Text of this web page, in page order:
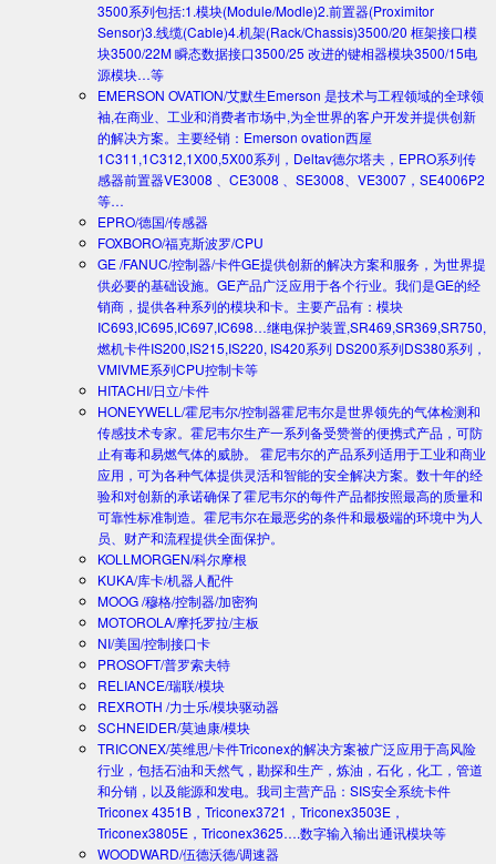
3500系列包括:1.模块(Module/Modle)2.前置器(Proximitor
Sensor)3.线缆(Cable)4.机架(Rack/Chassis)3500/20 框架接口模
块3500/22M 瞬态数据接口3500/25 改进的键相器模块3500/15电
源模块…等
EMERSON OVATION/艾默生Emerson 是技术与工程领域的全球领
袖,在商业、工业和消费者市场中,为全世界的客户开发并提供创新
的解决方案。主要经销：Emerson ovation西屋
1C311,1C312,1X00,5X00系列，Deltav德尔塔夫，EPRO系列传
感器前置器VE3008 、CE3008 、SE3008、VE3007，SE4006P2
等…
EPRO/德国/传感器
FOXBORO/福克斯波罗/CPU
GE /FANUC/控制器/卡件GE提供创新的解决方案和服务，为世界提
供必要的基础设施。GE产品广泛应用于各个行业。我们是GE的经
销商，提供各种系列的模块和卡。主要产品有：模块
IC693,IC695,IC697,IC698…继电保护装置,SR469,SR369,SR750,
燃机卡件IS200,IS215,IS220, IS420系列 DS200系列DS380系列，
VMIVME系列CPU控制卡等
HITACHI/日立/卡件
HONEYWELL/霍尼韦尔/控制器霍尼韦尔是世界领先的气体检测和
传感技术专家。霍尼韦尔生产一系列备受赞誉的便携式产品，可防
止有毒和易燃气体的威胁。 霍尼韦尔的产品系列适用于工业和商业
应用，可为各种气体提供灵活和智能的安全解决方案。数十年的经
验和对创新的承诺确保了霍尼韦尔的每件产品都按照最高的质量和
可靠性标准制造。霍尼韦尔在最恶劣的条件和最极端的环境中为人
员、财产和流程提供全面保护。
KOLLMORGEN/科尔摩根
KUKA/库卡/机器人配件
MOOG /穆格/控制器/加密狗
MOTOROLA/摩托罗拉/主板
NI/美国/控制接口卡
PROSOFT/普罗索夫特
RELIANCE/瑞联/模块
REXROTH /力士乐/模块驱动器
SCHNEIDER/莫迪康/模块
TRICONEX/英维思/卡件Triconex的解决方案被广泛应用于高风险
行业，包括石油和天然气，勘探和生产，炼油，石化，化工，管道
和分销，以及能源和发电。我司主营产品：SIS安全系统卡件
Triconex 4351B，Triconex3721，Triconex3503E，
Triconex3805E，Triconex3625….数字输入输出通讯模块等
WOODWARD/伍德沃德/调速器